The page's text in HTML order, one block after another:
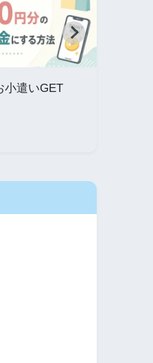
小遣いGET